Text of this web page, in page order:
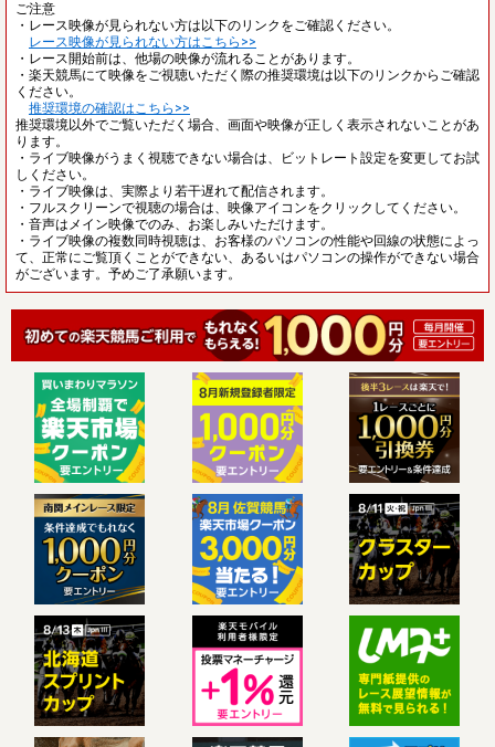
ご注意
・レース映像が見られない方は以下のリンクをご確認ください。
レース映像が見られない方はこちら>>
・レース開始前は、他場の映像が流れることがあります。
・楽天競馬にて映像をご視聴いただく際の推奨環境は以下のリンクからご確認
ください。
推奨環境の確認はこちら>>
推奨環境以外でご覧いただく場合、画面や映像が正しく表示されないことがあ
ります。
・ライブ映像がうまく視聴できない場合は、ビットレート設定を変更してお試
しください。
・ライブ映像は、実際より若干遅れて配信されます。
・フルスクリーンで視聴の場合は、映像アイコンをクリックしてください。
・音声はメイン映像でのみ、お楽しみいただけます。
・ライブ映像の複数同時視聴は、お客様のパソコンの性能や回線の状態によっ
て、正常にご覧頂くことができない、あるいはパソコンの操作ができない場合
がございます。予めご了承願います。